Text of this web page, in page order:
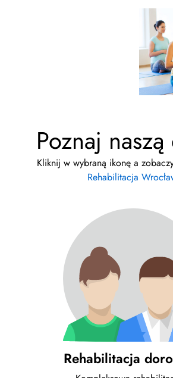
Poznaj
Kliknij w wybraną ikonę a
Rehabilitacja
Rehabilitacja